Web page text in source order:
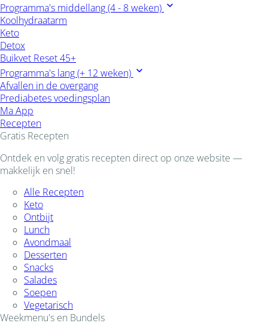
Programma's middellang (4 - 8 weken)
Koolhydraatarm
Keto
Detox
Buikvet Reset 45+
Programma's lang (+ 12 weken)
Afvallen in de overgang
Prediabetes voedingsplan
Ma App
Recepten
Gratis Recepten
Ontdek en volg gratis recepten direct op onze website —
makkelijk en snel!
Alle Recepten
Keto
Ontbijt
Lunch
Avondmaal
Desserten
Snacks
Salades
Soepen
Vegetarisch
Weekmenu's en Bundels